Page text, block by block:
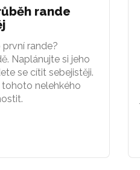
rande
rande?
Naplánujte si jeho
se cítit sebejistěji.
tohoto nelehkého